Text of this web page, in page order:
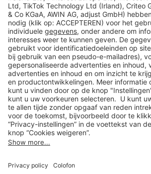
Veilig winkelen
Klantenservice
Shop
Acties